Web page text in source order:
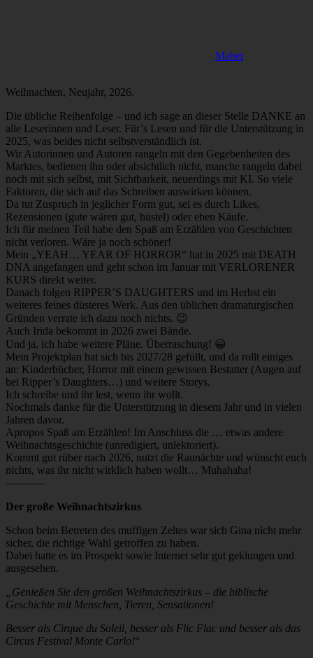
Mahet
Weihnachten, Neujahr, 2026.
Die übliche Reihenfolge – und ich sage an dieser Stelle DANKE an
alle Leserinnen und Leser. Für’s Lesen und für die Unterstützung in
2025, was beides nicht selbstverständlich ist.
Wir Autorinnen und Autoren rangeln mit den Gegebenheiten des
Marktes, bedienen ihn oder absichtlich nicht, manche rangeln dabei
noch mit sich selbst, mit Sichtbarkeit, neuerdings mit KI. So viele
Faktoren, die sich auf das Schreiben auswirken können.
Da tut Zuspruch in jeglicher Form gut, sei es durch Likes,
Rezensionen (gute wären gut, hüstel) oder eben Käufe.
Ich für meinen Teil habe den Spaß am Erzählen von Geschichten
nicht verloren. Wäre ja noch schöner!
Mein „YEAH… YEAR OF HORROR“ hat in 2025 mit DEATH
DNA angefangen und geht schon im Januar mit VERLORENER
KURS direkt weiter.
Danach folgen RIPPER’S DAUGHTERS und im Herbst ein
weiteres feines düsteres Werk. Aus den üblichen dramaturgischen
Gründen verrate ich dazu noch nichts. 😉
Auch Irida bekommt in 2026 zwei Bände.
Und ja, ich habe weitere Pläne. Überraschung! 😀
Mein Projektplan hat sich bis 2027/28 gefüllt, und da rollt einiges
an: Kinderbücher, Horror mit einem gewissen Bestatter (Augen auf
bei Ripper’s Daughters…) und weitere Storys.
Ich schreibe und ihr lest, wenn ihr wollt.
Nochmals danke für die Unterstützung in diesem Jahr und in vielen
Jahren davor.
Apropos Spaß am Erzählen! Im Anschluss die … etwas andere
Weihnachtsgeschichte (unredigiert, unlektoriert).
Kommt gut rüber nach 2026, nutzt die Raunächte und wünscht euch
nichts, was ihr nicht wirklich haben wollt… Muhahaha!
———–
Der große Weihnachtszirkus
Schon beim Betreten des muffigen Zeltes war sich Gina nicht mehr
sicher, die richtige Wahl getroffen zu haben.
Dabei hatte es im Prospekt sowie Internet sehr gut geklungen und
ausgesehen.
„Genießen Sie den großen Weihnachtszirkus – die biblische
Geschichte mit Menschen, Tieren, Sensationen!
Besser als Cirque du Soleil, besser als Flic Flac und besser als das
Circus Festival Monte Carlo!“